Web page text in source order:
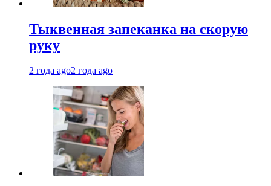
Тыквенная запеканка на скорую
руку
2 года ago2 года ago